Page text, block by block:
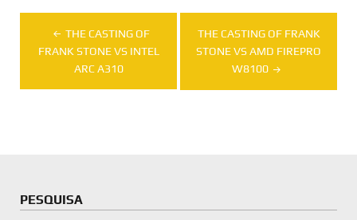
Navegação
de
Post
THE CASTING OF
FRANK STONE VS INTEL
ARC A310
THE CASTING OF FRANK
STONE VS AMD FIREPRO
W8100
PESQUISA